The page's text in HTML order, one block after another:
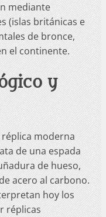
mediante
(islas británicas e
de bronce,
el continente.
y
moderna
de una espada
de hueso,
acero al carbono.
hoy los
réplicas